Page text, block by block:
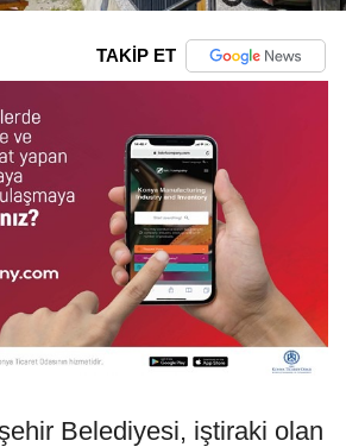
TAKİP ET
Belediyesi, iştiraki olan